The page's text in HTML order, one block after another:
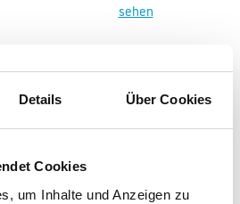
Details Über Cookies
Cookies
um Inhalte und Anzeigen zu
sehen
689